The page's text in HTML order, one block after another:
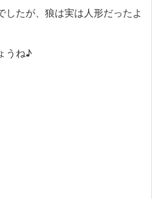
たが、狼は実は人形だったよ
うね♪